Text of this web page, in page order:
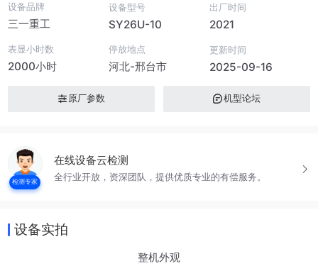
设备品牌
三一重工
设备型号
SY26U-10
出厂时间
2021
表显小时数
2000小时
停放地点
河北-邢台市
更新时间
2025-09-16
原厂参数 机型论坛
检测专家
在线设备云检测
全行业开放，资深团队，提供优质专业的有偿服务。
设备实拍
整机外观